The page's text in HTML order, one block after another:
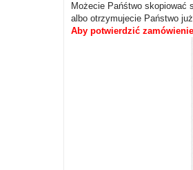
Możecie Pańśtwo skopiować
albo otrzymujecie Państwo
Aby potwierdzić